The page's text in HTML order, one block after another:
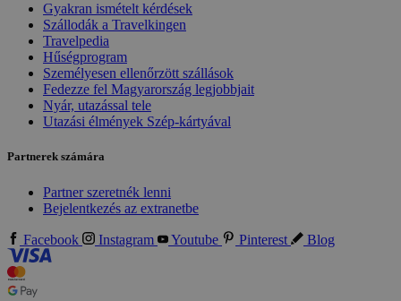
Gyakran ismételt kérdések
Szállodák a Travelkingen
Travelpedia
Hűségprogram
Személyesen ellenőrzött szállások
Fedezze fel Magyarország legjobbjait
Nyár, utazással tele
Utazási élmények Szép-kártyával
Partnerek számára
Partner szeretnék lenni
Bejelentkezés az extranetbe
Facebook Instagram Youtube Pinterest Blog